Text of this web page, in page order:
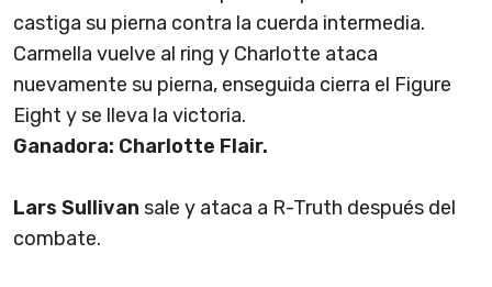
castiga su pierna contra la cuerda intermedia.
Carmella vuelve al ring y Charlotte ataca
nuevamente su pierna, enseguida cierra el Figure
Eight y se lleva la victoria.
Ganadora: Charlotte Flair.
Lars Sullivan sale y ataca a R-Truth después del
combate.